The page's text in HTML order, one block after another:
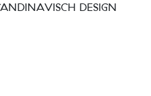
DESIGN